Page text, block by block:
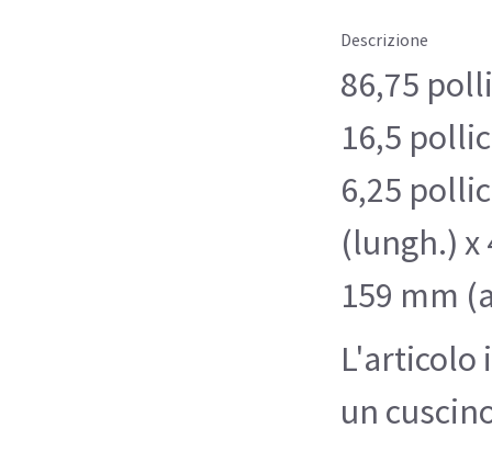
Descrizione
86,75
16,5
6,25
(lungh.) x
159 mm
L'articolo
un